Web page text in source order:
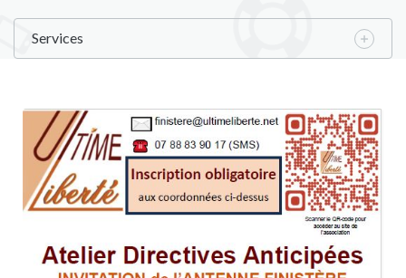
Accueil
Atelier directives anticipées et personne de confiance
Services